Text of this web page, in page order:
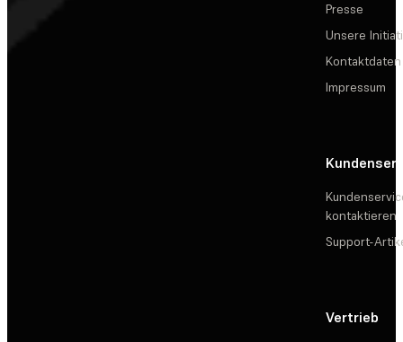
Presse
Unsere
Kontaktdaten
Impressum
kontaktieren
Support-
Vertrieb